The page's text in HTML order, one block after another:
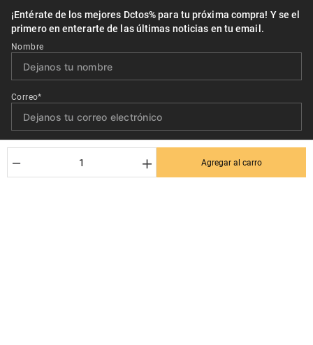
＋
－ Agregar al carro
¡Entérate de los mejores Dctos% para tu próxima compra! Y se el
primero en enterarte de las últimas noticias en tu email.
Nombre
Correo*
Quiero recibir el newsletter con promociones.